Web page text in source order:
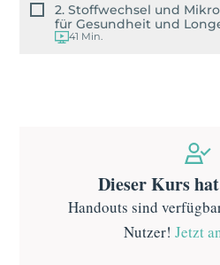
2. Stoffwechsel und
für Gesundheit und
41 Min.
Dieser Kurs
Handouts sind
Nutzer! Jetzt